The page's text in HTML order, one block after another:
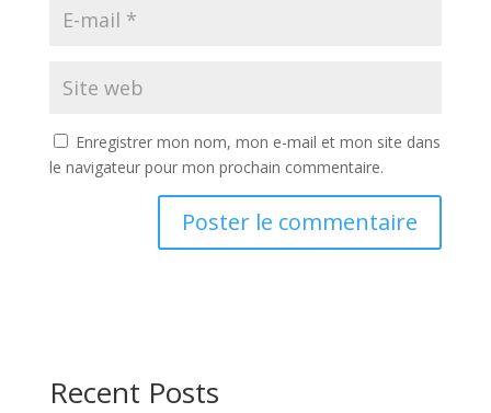
Enregistrer mon nom, mon e-mail et mon site dans
le navigateur pour mon prochain commentaire.
Recent Posts